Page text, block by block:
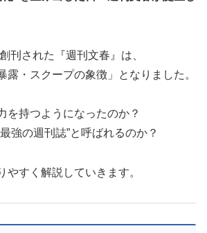
刊された『週刊文春』は、
露・スクープの象徴」となりました。
を持つようになったのか？
強の週刊誌”と呼ばれるのか？
やすく解説していきます。